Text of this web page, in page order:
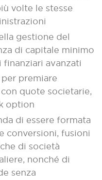
volte le stesse
gestione del
di capitale minimo
finanziari avanzati
premiare
quote societarie,
option
di essere formata
conversioni, fusioni
di società
nonché di
senza